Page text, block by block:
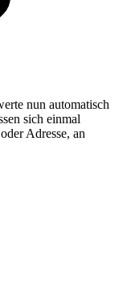
nun automatisch
sich einmal
Adresse, an